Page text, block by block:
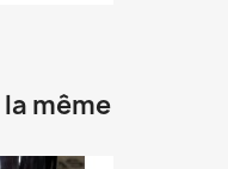
même